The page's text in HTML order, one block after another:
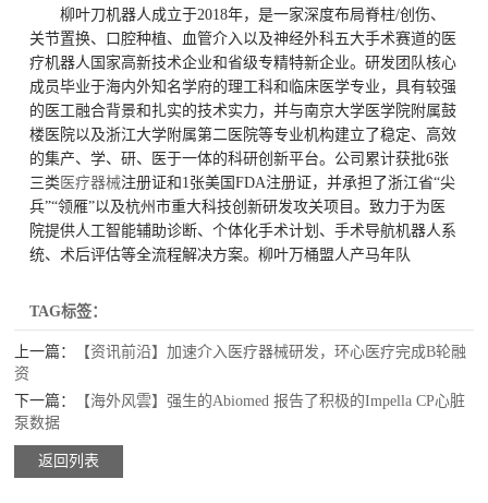
柳叶刀机器人成立于2018年，是一家深度布局脊柱/创伤、
关节置换、口腔种植、血管介入以及神经外科五大手术赛道的医
疗机器人国家高新技术企业和省级专精特新企业。研发团队核心
成员毕业于海内外知名学府的理工科和临床医学专业，具有较强
的医工融合背景和扎实的技术实力，并与南京大学医学院附属鼓
楼医院以及浙江大学附属第二医院等专业机构建立了稳定、高效
的集产、学、研、医于一体的科研创新平台。公司累计获批6张
三类 医疗器械注册证和1张美国FDA注册证，并承担了浙江省“尖
兵”“领雁”以及杭州市重大科技创新研发攻关项目。致力于为医
院提供人工智能辅助诊断、个体化手术计划、手术导航机器人系
统、术后评估等全流程解决方案。柳叶万桶盟人产马年队
TAG标签：
上一篇：
【资讯前沿】加速介入医疗器械研发，环心医疗完成B轮融
资
下一篇：
【海外风雲】强生的Abiomed 报告了积极的Impella CP心脏
泵数据
返回列表